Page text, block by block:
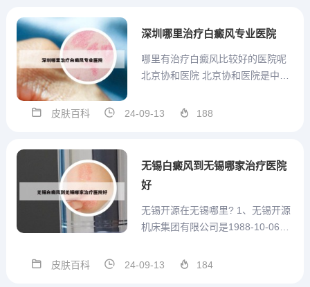
用较小，但在治疗过程中对光波的
深圳哪里治疗白癜风专业医院
哪里有治疗白癜风比较好的医院呢
北京协和医院 北京协和医院是中国
内享有很高的声誉。该医院拥有一
者提供全方位的治疗服务。 北京大
皮肤百科 24-09-13 188
无锡白癜风到无锡哪家治疗医院
好
无锡开源在无锡哪里? 1、无锡开源
机床集团有限公司是1988-10-06在
公司，注册地址位于无锡市胡埭工
皮肤百科 24-09-13 184